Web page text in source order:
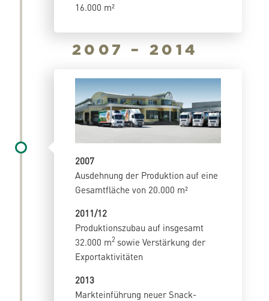
16.000 m²
2007 – 2014
2007
Ausdehnung der Produktion auf eine
Gesamtfläche von 20.000 m²
2011/12
Produktionszubau auf insgesamt
32.000 m2 sowie Verstärkung der
Exportaktivitäten
2013
Markteinführung neuer Snack-